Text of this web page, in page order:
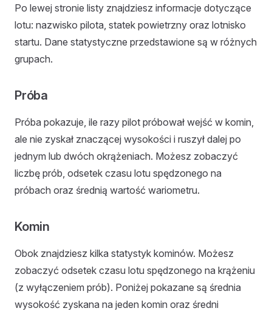
Po lewej stronie listy znajdziesz informacje dotyczące
lotu: nazwisko pilota, statek powietrzny oraz lotnisko
startu. Dane statystyczne przedstawione są w różnych
grupach.
Próba
Próba pokazuje, ile razy pilot próbował wejść w komin,
ale nie zyskał znaczącej wysokości i ruszył dalej po
jednym lub dwóch okrążeniach. Możesz zobaczyć
liczbę prób, odsetek czasu lotu spędzonego na
próbach oraz średnią wartość wariometru.
Komin
Obok znajdziesz kilka statystyk kominów. Możesz
zobaczyć odsetek czasu lotu spędzonego na krążeniu
(z wyłączeniem prób). Poniżej pokazane są średnia
wysokość zyskana na jeden komin oraz średni